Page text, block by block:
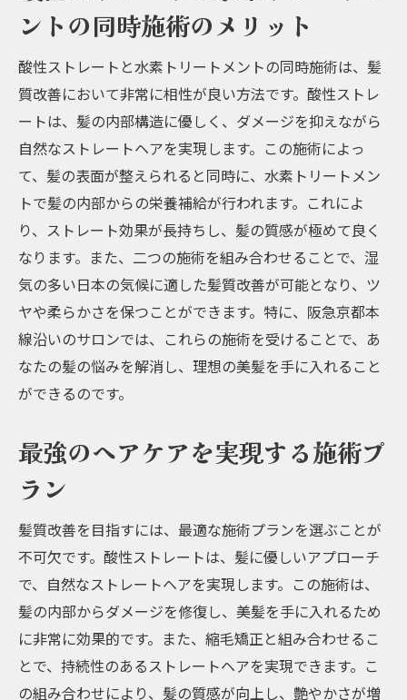
ントの同時施術のメリット
酸性ストレートと水素トリートメントの同時施術は、髪
質改善において非常に相性が良い方法です。酸性ストレ
ートは、髪の内部構造に優しく、ダメージを抑えながら
自然なストレートヘアを実現します。この施術によっ
て、髪の表面が整えられると同時に、水素トリートメン
トで髪の内部からの栄養補給が行われます。これによ
り、ストレート効果が長持ちし、髪の質感が極めて良く
なります。また、二つの施術を組み合わせることで、湿
気の多い日本の気候に適した髪質改善が可能となり、ツ
ヤや柔らかさを保つことができます。特に、阪急京都本
線沿いのサロンでは、これらの施術を受けることで、あ
なたの髪の悩みを解消し、理想の美髪を手に入れること
ができるのです。
最強のヘアケアを実現する施術プ
ラン
髪質改善を目指すには、最適な施術プランを選ぶことが
不可欠です。酸性ストレートは、髪に優しいアプローチ
で、自然なストレートヘアを実現します。この施術は、
髪の内部からダメージを修復し、美髪を手に入れるため
に非常に効果的です。また、縮毛矯正と組み合わせるこ
とで、持続性のあるストレートヘアを実現できます。こ
の組み合わせにより、髪の質感が向上し、艶やかさが増